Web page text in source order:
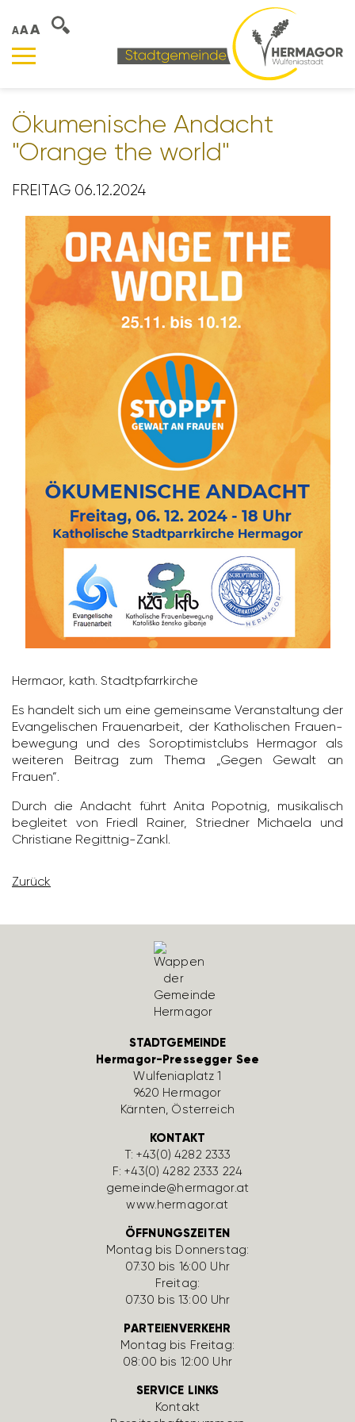
AAA
Ökume­ni­sche Andacht
"Orange the world"
FREITAG 06.12.2024
Hermaor, kath. Stadt­pfarr­kirche
Es handelt sich um eine gemein­same Veran­stal­tung der
Evan­ge­li­schen Frau­en­ar­beit, der Katho­li­schen Frau­en­
be­we­gung und des Sorop­ti­mist­clubs Hermagor als
weiteren Beitrag zum Thema „Gegen Gewalt an
Frauen“.
Durch die Andacht führt Anita Popotnig, musi­ka­lisch
begleitet von Friedl Rainer, Striedner Michaela und
Chris­tiane Regittnig-Zankl.
Zurück
STADTGEMEINDE
Hermagor-Pressegger See
Wulfe­nia­platz 1
9620 Hermagor
Kärnten, Öster­reich
KONTAKT
T:+43(0) 4282 2333
F: +43(0) 4282 2333 224
gemeinde@hermagor.at
www.hermagor.at
ÖFFNUNGSZEITEN
Montag bis Donnerstag:
07:30 bis 16:00 Uhr
Freitag:
07:30 bis 13:00 Uhr
PARTEIENVERKEHR
Montag bis Freitag:
08:00 bis 12:00 Uhr
SERVICE LINKS
Kontakt